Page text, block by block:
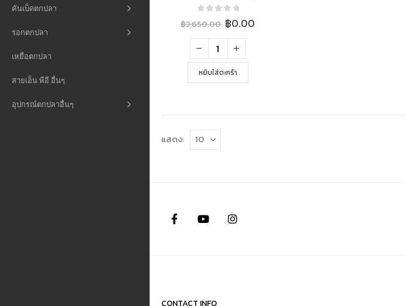
คันเบ็ดตกปลา
รอกตกปลา
เหยื่อตกปลา
สายเอ็น พีอี อื่นๆ
อุปกรณ์ตกปลาอื่นๆ
out of 5
฿3,650.00 Original
price
was:
฿3,650.00.
฿0.00
หยิบใส่ตะกร้า
แสดง:
CONTACT INFO